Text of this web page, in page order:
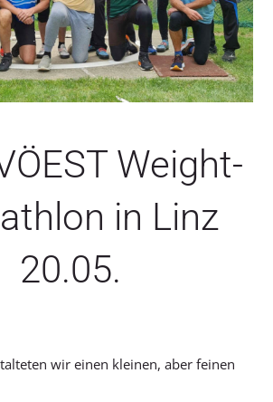
Weight-
in Linz
20.05.
wir einen kleinen, aber feinen